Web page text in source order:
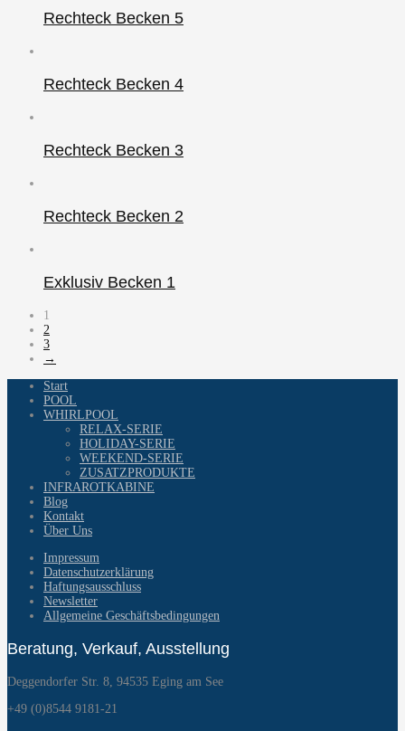
Rechteck Becken 5
Rechteck Becken 4
Rechteck Becken 3
Rechteck Becken 2
Exklusiv Becken 1
1
2
3
→
Start
POOL
WHIRLPOOL
RELAX-SERIE
HOLIDAY-SERIE
WEEKEND-SERIE
ZUSATZPRODUKTE
INFRAROTKABINE
Blog
Kontakt
Über Uns
Impressum
Datenschutzerklärung
Haftungsausschluss
Newsletter
Allgemeine Geschäftsbedingungen
Beratung, Verkauf, Ausstellung
Deggendorfer Str. 8, 94535 Eging am See
+49 (0)8544 9181-21